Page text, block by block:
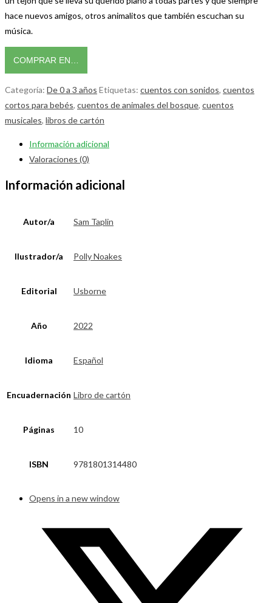
hace nuevos amigos, otros animalitos que también escuchan su
música.
COMPRAR EN…
Categoría: De 0 a 3 años Etiquetas: cuentos con sonidos, cuentos
cortos para bebés, cuentos de animales del bosque, cuentos
musicales, libros de cartón
Información adicional
Valoraciones (0)
Información adicional
Autor/a Sam Taplin
Ilustrador/a Polly Noakes
Editorial Usborne
Año 2022
Idioma Español
Encuadernación Libro de cartón
Páginas 10
ISBN 9781801314480
Opens in a new window